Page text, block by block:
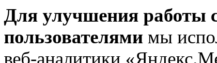
Для улучшения работы
пользователями мы
веб-аналитики